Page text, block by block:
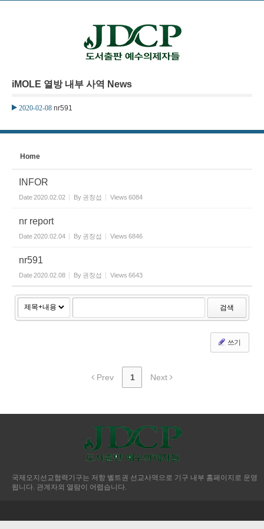
iMOLE 열방 내부 사역 News
2020-02-08 nr591
Home
INFOR
Date2020.02.02 By 권창섭 Views 6084
nr report
Date2020.02.04 By 권창섭 Views 6846
nr591
Date2020.02.08 By 권창섭 Views 6643
검색
쓰기
Prev 1 Next
국제오지선교협력기구는 저항 벨트권 선교사역으로 기구 내부 홈페이지로 운영
됩니다. 관계자외 열람이 어렵습니다.
Sketchbook5, 스케치북5
Sketchbook5, 스케치북5